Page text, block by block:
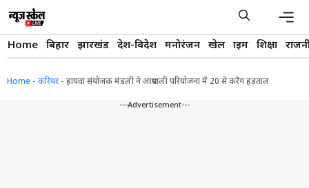
content
Home बिहार झारखंड देश-विदेश मनोरंजन खेल क्राइम शिक्षा
Home - करियर - हायवा संयोजक मंडली ने आम्रपाली परियोजना में 20 से करेंग हड़ताल
---Advertisement---